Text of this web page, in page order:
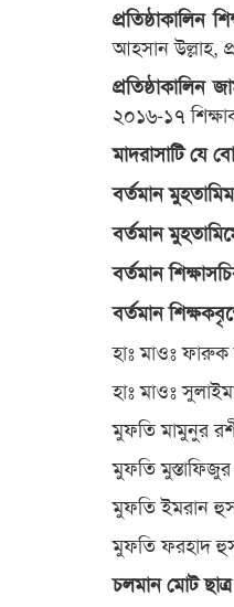
প্রতিষ্ঠাকালিন
আহসান উল্লাহ,
প্রতিষ্ঠাকালিন
২০১৬-১৭
মাদরাসাটি যে
বর্তমান
বর্তমান
বর্তমান
বর্তমান
হাঃ মাওঃ
হাঃ মাওঃ
মুফতি মামুনুর
মুফতি
মুফতি ইমরান
মুফতি ফরহাদ
চলমান মোট